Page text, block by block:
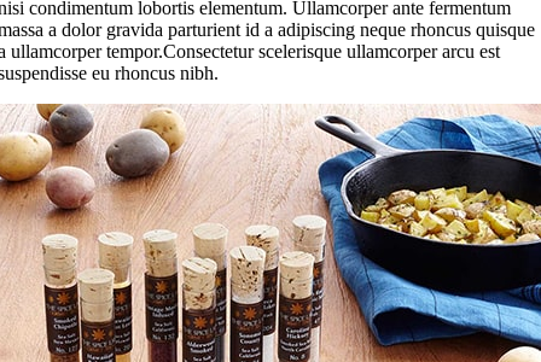
condimentum lobortis elementum. Ullamcorper ante fermentum
a dolor gravida parturient id a adipiscing neque rhoncus quisque
ullamcorper tempor.Consectetur scelerisque ullamcorper arcu est
eu rhoncus nibh.